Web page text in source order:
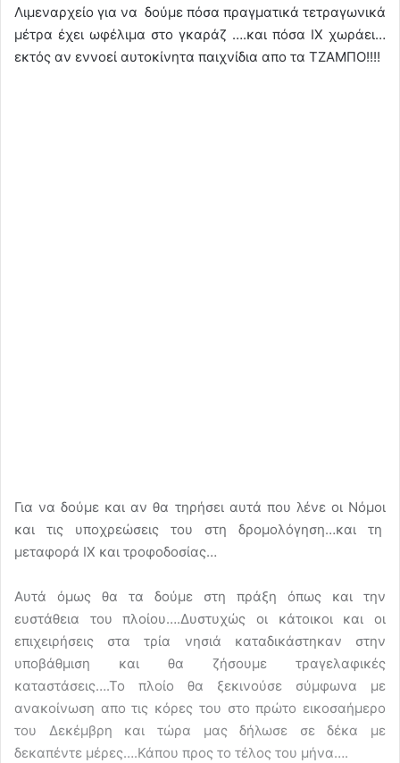
Λιμεναρχείο για να δούμε πόσα πραγματικά τετραγωνικά
μέτρα έχει ωφέλιμα στο γκαράζ ….και πόσα ΙΧ χωράει…
εκτός αν εννοεί αυτοκίνητα παιχνίδια απο τα ΤΖΑΜΠΟ!!!!
Για να δούμε και αν θα τηρήσει αυτά που λένε οι Νόμοι
και τις υποχρεώσεις του στη δρομολόγηση…και τη
μεταφορά ΙΧ και τροφοδοσίας…
Αυτά όμως θα τα δούμε στη πράξη όπως και την
ευστάθεια του πλοίου….Δυστυχώς οι κάτοικοι και οι
επιχειρήσεις στα τρία νησιά καταδικάστηκαν στην
υποβάθμιση και θα ζήσουμε τραγελαφικές
καταστάσεις….Το πλοίο θα ξεκινούσε σύμφωνα με
ανακοίνωση απο τις κόρες του στο πρώτο εικοσαήμερο
του Δεκέμβρη και τώρα μας δήλωσε σε δέκα με
δεκαπέντε μέρες….Κάπου προς το τέλος του μήνα….